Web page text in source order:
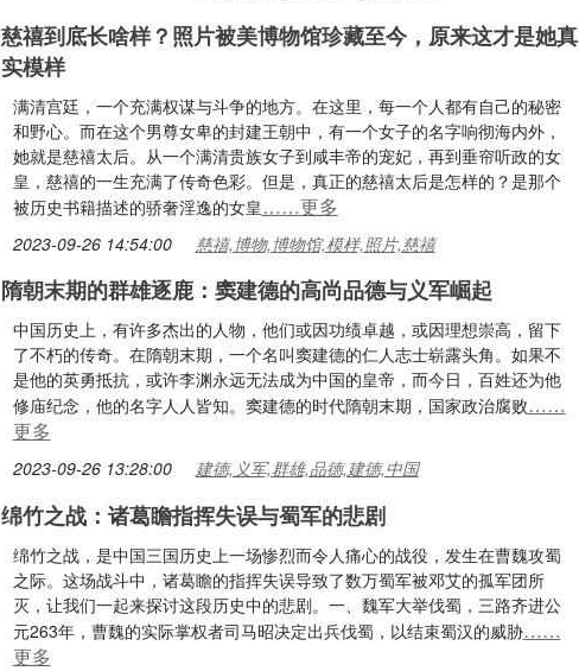
慈禧到底长啥样？照片被美博物馆珍藏至今，原来这才是她真
实模样
满清宫廷，一个充满权谋与斗争的地方。在这里，每一个人都有自己的秘密
和野心。而在这个男尊女卑的封建王朝中，有一个女子的名字响彻海内外，
她就是慈禧太后。从一个满清贵族女子到咸丰帝的宠妃，再到垂帘听政的女
皇，慈禧的一生充满了传奇色彩。但是，真正的慈禧太后是怎样的？是那个
被历史书籍描述的骄奢淫逸的女皇……更多
2023-09-26 14:54:00 慈禧,博物,博物馆,模样,照片,慈禧
隋朝末期的群雄逐鹿：窦建德的高尚品德与义军崛起
中国历史上，有许多杰出的人物，他们或因功绩卓越，或因理想崇高，留下
了不朽的传奇。在隋朝末期，一个名叫窦建德的仁人志士崭露头角。如果不
是他的英勇抵抗，或许李渊永远无法成为中国的皇帝，而今日，百姓还为他
修庙纪念，他的名字人人皆知。窦建德的时代隋朝末期，国家政治腐败……
更多
2023-09-26 13:28:00 建德,义军,群雄,品德,建德,中国
绵竹之战：诸葛瞻指挥失误与蜀军的悲剧
绵竹之战，是中国三国历史上一场惨烈而令人痛心的战役，发生在曹魏攻蜀
之际。这场战斗中，诸葛瞻的指挥失误导致了数万蜀军被邓艾的孤军团所
灭，让我们一起来探讨这段历史中的悲剧。一、魏军大举伐蜀，三路齐进公
元263年，曹魏的实际掌权者司马昭决定出兵伐蜀，以结束蜀汉的威胁……
更多